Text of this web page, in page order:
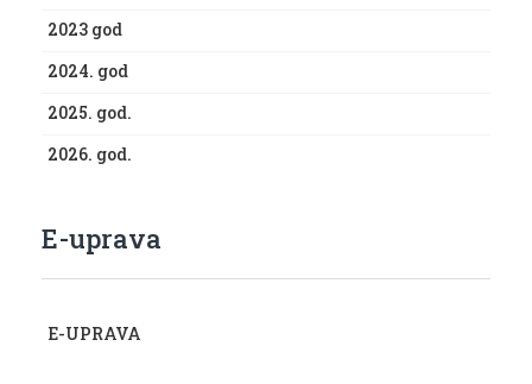
2023 god
2024. god
2025. god.
2026. god.
E-uprava
E-UPRAVA